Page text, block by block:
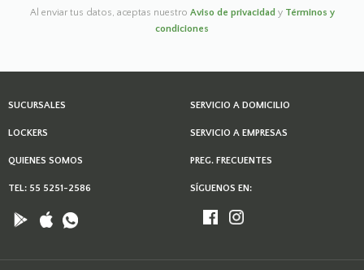
Al enviar tus datos, aceptas nuestro Aviso de privacidad y Términos y
condiciones
SUCURSALES
LOCKERS
SERVICIO A DOMICILIO
SERVICIO A EMPRESAS
PREG. FRECUENTES
QUIENES SOMOS
TEL: 55 5251-2586 SÍGUENOS EN: